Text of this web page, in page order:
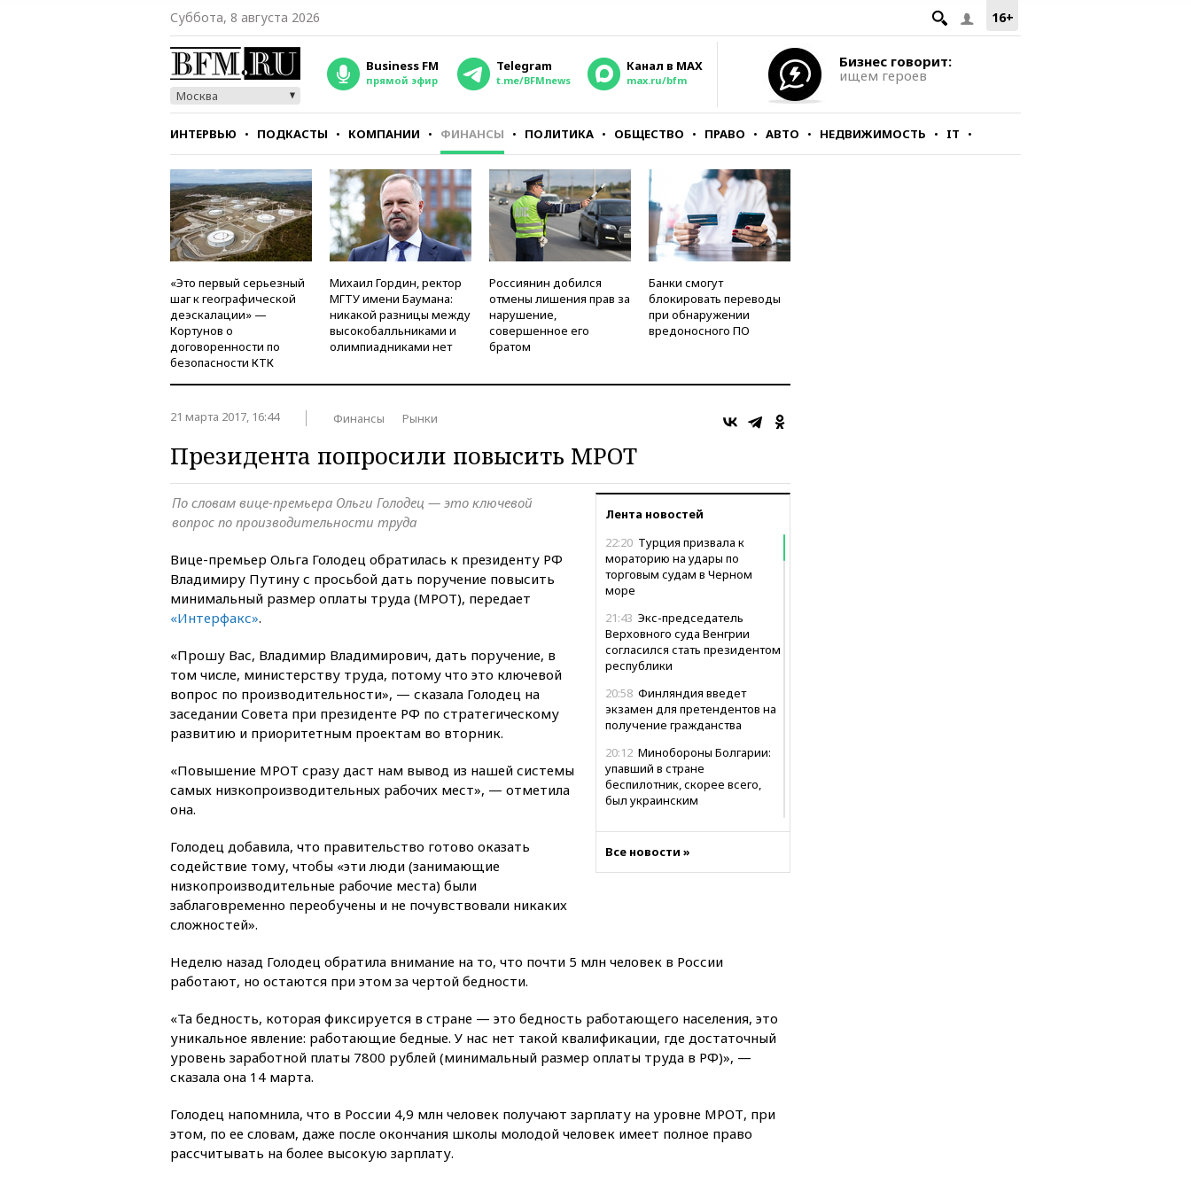
16+
Суббота, 8 августа 2026
Москва
Business FM
прямой эфир
Telegram
t.me/BFMnews
Канал в MAX
max.ru/bfm
Бизнес говорит:
ищем героев
ИНТЕРВЬЮ ПОДКАСТЫ КОМПАНИИ ФИНАНСЫ ПОЛИТИКА ОБЩЕСТВО ПРАВО АВТО НЕДВИЖИМОСТЬ IT
СТИЛЬ ТЕСТЫ
«Это первый серьезный
шаг к географической
деэскалации» —
Кортунов о
договоренности по
безопасности КТК
Михаил Гордин, ректор
МГТУ имени Баумана:
никакой разницы между
высокобалльниками и
олимпиадниками нет
Россиянин добился
отмены лишения прав за
нарушение,
совершенное его
братом
Банки смогут
блокировать переводы
при обнаружении
вредоносного ПО
21 марта 2017, 16:44 Финансы Рынки
Президента попросили повысить МРОТ
Лента новостей
22:20 Турция призвала к
мораторию на удары по
торговым судам в Черном
море
21:43 Экс-председатель
Верховного суда Венгрии
согласился стать президентом
республики
20:58 Финляндия введет
экзамен для претендентов на
получение гражданства
20:12 Минобороны Болгарии:
упавший в стране
беспилотник, скорее всего,
был украинским
компании ADNOC в Ормузе
18:25ТАСС: Уиткофф и
17:43«Тиса» выдвинула экс-
председателя Верховного
суда на пост президента
авантюра Германии ставит под
угрозу европейскую зиму»
Все новости »
По словам вице-премьера Ольги Голодец — это ключевой
вопрос по производительности труда
Вице-премьер Ольга Голодец обратилась к президенту РФ
Владимиру Путину с просьбой дать поручение повысить
минимальный размер оплаты труда (МРОТ), передает
«Интерфакс».
«Прошу Вас, Владимир Владимирович, дать поручение, в
том числе, министерству труда, потому что это ключевой
вопрос по производительности», — сказала Голодец на
заседании Совета при президенте РФ по стратегическому
развитию и приоритетным проектам во вторник.
«Повышение МРОТ сразу даст нам вывод из нашей системы
самых низкопроизводительных рабочих мест», — отметила
она.
Голодец добавила, что правительство готово оказать
содействие тому, чтобы «эти люди (занимающие
низкопроизводительные рабочие места) были
заблаговременно переобучены и не почувствовали никаких
сложностей».
Неделю назад Голодец обратила внимание на то, что почти 5 млн человек в России
работают, но остаются при этом за чертой бедности.
«Та бедность, которая фиксируется в стране — это бедность работающего населения, это
уникальное явление: работающие бедные. У нас нет такой квалификации, где достаточный
уровень заработной платы 7800 рублей (минимальный размер оплаты труда в РФ)», —
сказала она 14 марта.
Голодец напомнила, что в России 4,9 млн человек получают зарплату на уровне МРОТ, при
этом, по ее словам, даже после окончания школы молодой человек имеет полное право
рассчитывать на более высокую зарплату.